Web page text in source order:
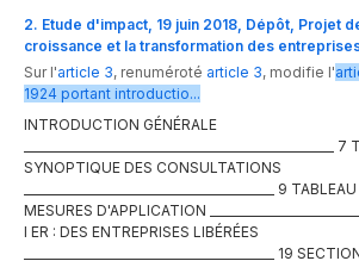
2. Etude d'impact, 19 juin 2018, Dépôt, Projet
croissance et la transformation des
Sur l'article 3, renuméroté article 3, modifie l'
1924 portant introductio...
INTRODUCTION GÉNÉRALE
____________________________________________________
SYNOPTIQUE DES CONSULTATIONS
__________________________________________ 9
MESURES D'APPLICATION
I ER : DES ENTREPRISES LIBÉRÉES
__________________________________________ 19